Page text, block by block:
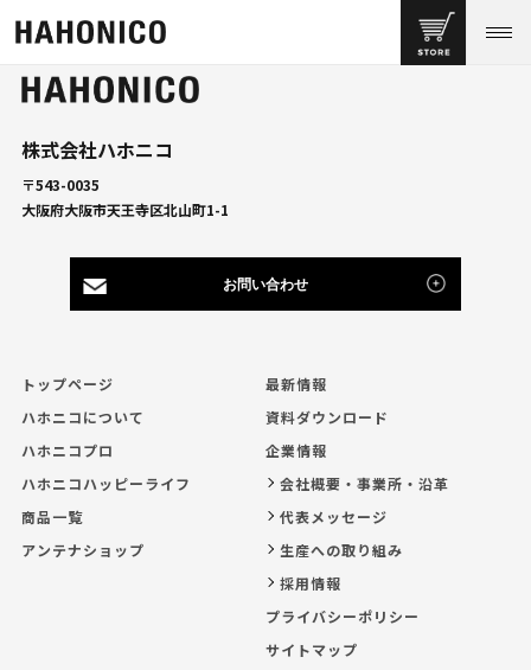
株式会社ハホニコ
〒543-0035
大阪府大阪市天王寺区北山町1-1
お問い合わせ
トップページ
ハホニコについて
ハホニコプロ
ハホニコハッピーライフ
商品一覧
アンテナショップ
最新情報
資料ダウンロード
企業情報
会社概要・事業所・沿革
代表メッセージ
生産への取り組み
採用情報
プライバシーポリシー
サイトマップ